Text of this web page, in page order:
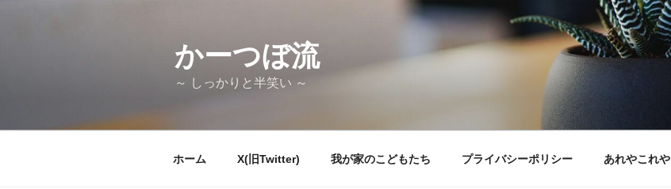
かーつぼ流
～ しっかりと半笑い ～
ホーム X(旧Twitter) 我が家のこどもたち プライバシーポリシー あれやこれや